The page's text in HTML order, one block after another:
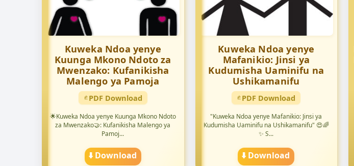
Kuweka Ndoa yenye
Kuunga Mkono Ndoto za
Mwenzako: Kufanikisha
Malengo ya Pamoja
PDF Download
🌟Kuweka Ndoa yenye Kuunga Mkono Ndoto
za Mwenzako🤝: Kufanikisha Malengo ya
Pamoj...
⬇️ Download
Kuweka Ndoa yenye
Mafanikio: Jinsi ya
Kudumisha Uaminifu na
Ushikamanifu
PDF Download
"Kuweka Ndoa yenye Mafanikio: Jinsi ya
Kudumisha Uaminifu na Ushikamanifu" 😍🌈
✨ S...
⬇️ Download